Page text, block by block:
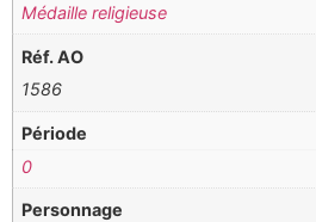
Médaille religieuse
Réf. AO
1586
Période
0
Personnage